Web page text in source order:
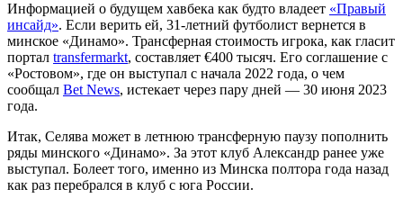
Информацией о будущем хавбека как будто владеет «Правый
инсайд». Если верить ей, 31-летний футболист вернется в
минское «Динамо». Трансферная стоимость игрока, как гласит
портал transfermarkt, составляет €400 тысяч. Его соглашение с
«Ростовом», где он выступал с начала 2022 года, о чем
сообщал Bet News, истекает через пару дней — 30 июня 2023
года.
Итак, Селява может в летнюю трансферную паузу пополнить
ряды минского «Динамо». За этот клуб Александр ранее уже
выступал. Болеет того, именно из Минска полтора года назад
как раз перебрался в клуб с юга России.